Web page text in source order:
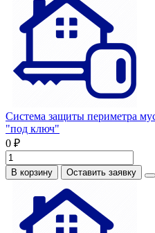
Система защиты периметра
"под ключ"
0 ₽
В корзину Оставить заявку